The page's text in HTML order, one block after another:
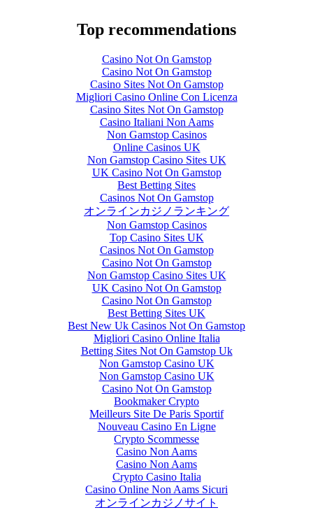
Top recommendations
Casino Not On Gamstop
Casino Not On Gamstop
Casino Sites Not On Gamstop
Migliori Casino Online Con Licenza
Casino Sites Not On Gamstop
Casino Italiani Non Aams
Non Gamstop Casinos
Online Casinos UK
Non Gamstop Casino Sites UK
UK Casino Not On Gamstop
Best Betting Sites
Casinos Not On Gamstop
オンラインカジノランキング
Non Gamstop Casinos
Top Casino Sites UK
Casinos Not On Gamstop
Casino Not On Gamstop
Non Gamstop Casino Sites UK
UK Casino Not On Gamstop
Casino Not On Gamstop
Best Betting Sites UK
Best New Uk Casinos Not On Gamstop
Migliori Casino Online Italia
Betting Sites Not On Gamstop Uk
Non Gamstop Casino UK
Non Gamstop Casino UK
Casino Not On Gamstop
Bookmaker Crypto
Meilleurs Site De Paris Sportif
Nouveau Casino En Ligne
Crypto Scommesse
Casino Non Aams
Casino Non Aams
Crypto Casino Italia
Casino Online Non Aams Sicuri
オンラインカジノサイト